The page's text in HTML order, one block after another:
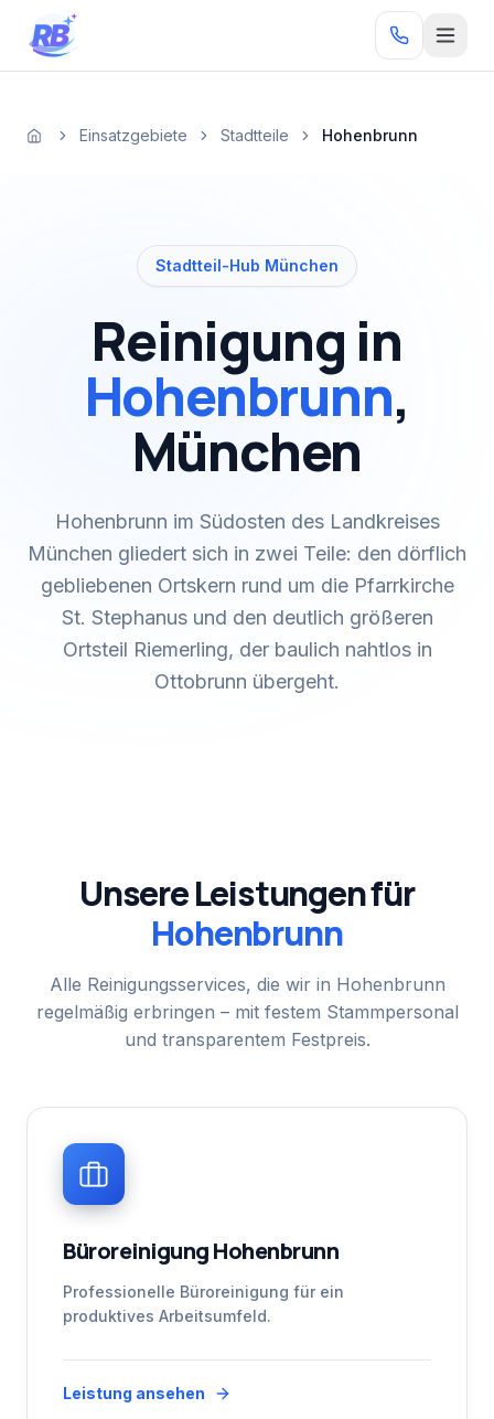
Zum Inhalt springen
RB
StartseiteEinsatzgebiete Stadtteile Hohenbrunn
Stadtteil-Hub München
Reinigung in
Hohenbrunn,
München
Hohenbrunn im Südosten des Landkreises
München gliedert sich in zwei Teile: den dörflich
gebliebenen Ortskern rund um die Pfarrkirche
St. Stephanus und den deutlich größeren
Ortsteil Riemerling, der baulich nahtlos in
Ottobrunn übergeht.
Unsere Leistungen für
Hohenbrunn
Alle Reinigungsservices, die wir in Hohenbrunn
regelmäßig erbringen – mit festem Stammpersonal
und transparentem Festpreis.
Büroreinigung Hohenbrunn
Professionelle Büroreinigung für ein
produktives Arbeitsumfeld.
Leistung ansehen